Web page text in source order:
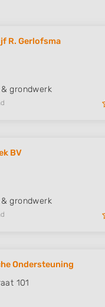
R. Gerlofsma
grondwerk
BV
grondwerk
Ondersteuning
101